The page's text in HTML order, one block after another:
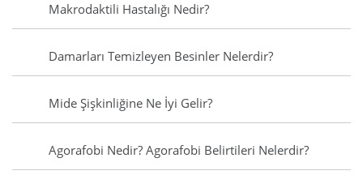
Makrodaktili Hastalığı Nedir?
Damarları Temizleyen Besinler Nelerdir?
Mide Şişkinliğine Ne İyi Gelir?
Agorafobi Nedir? Agorafobi Belirtileri Nelerdir?